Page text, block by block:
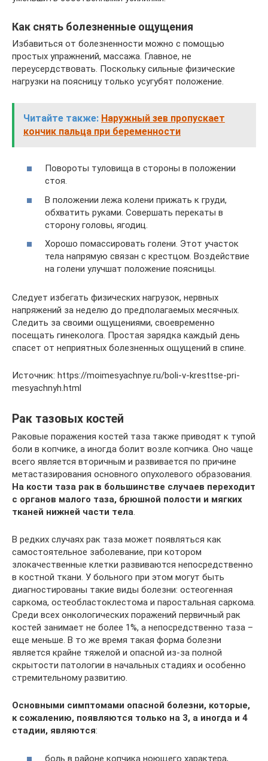
Как снять болезненные ощущения
Избавиться от болезненности можно с помощью
простых упражнений, массажа. Главное, не
переусердствовать. Поскольку сильные физические
нагрузки на поясницу только усугубят положение.
Читайте также: Наружный зев пропускает
кончик пальца при беременности
Повороты туловища в стороны в положении
стоя.
В положении лежа колени прижать к груди,
обхватить руками. Совершать перекаты в
сторону головы, ягодиц.
Хорошо помассировать голени. Этот участок
тела напрямую связан с крестцом. Воздействие
на голени улучшат положение поясницы.
Следует избегать физических нагрузок, нервных
напряжений за неделю до предполагаемых месячных.
Следить за своими ощущениями, своевременно
посещать гинеколога. Простая зарядка каждый день
спасет от неприятных болезненных ощущений в спине.
Источник: https://moimesyachnye.ru/boli-v-kresttse-pri-
mesyachnyh.html
Рак тазовых костей
Раковые поражения костей таза также приводят к тупой
боли в копчике, а иногда болит возле копчика. Оно чаще
всего является вторичным и развивается по причине
метастазирования основного опухолевого образования.
На кости таза рак в большинстве случаев переходит
с органов малого таза, брюшной полости и мягких
тканей нижней части тела.
В редких случаях рак таза может появляться как
самостоятельное заболевание, при котором
злокачественные клетки развиваются непосредственно
в костной ткани. У больного при этом могут быть
диагностированы такие виды болезни: остеогенная
саркома, остеобластоклестома и паростальная саркома.
Среди всех онкологических поражений первичный рак
костей занимает не более 1%, а непосредственно таза –
еще меньше. В то же время такая форма болезни
является крайне тяжелой и опасной из-за полной
скрытости патологии в начальных стадиях и особенно
стремительному развитию.
Основными симптомами опасной болезни, которые,
к сожалению, появляются только на 3, а иногда и 4
стадии, являются:
боль в районе копчика ноющего характера,